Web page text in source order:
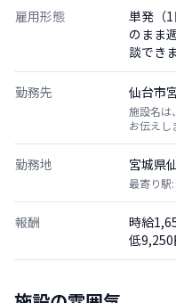
雇用形態
単発（
のまま
談でき
勤務先 仙台市
施設名は
お伝えし
勤務地 宮城県
最寄り駅
報酬
時給
低9,250